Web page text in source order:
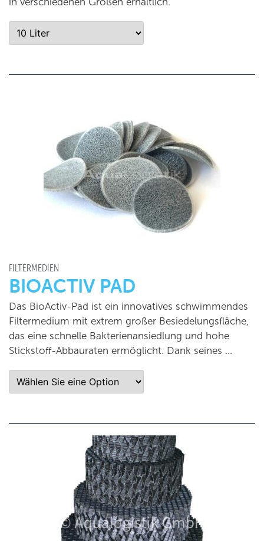
in verschiedenen Größen erhältlich.
FILTERMEDIEN
BIOACTIV PAD
Das BioActiv-Pad ist ein innovatives schwimmendes
Filtermedium mit extrem großer Besiedelungsfläche,
das eine schnelle Bakterienansiedlung und hohe
Stickstoff-Abbauraten ermöglicht. Dank seines …